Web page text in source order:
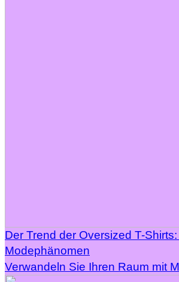
Der Trend der Oversized T-
Modephänomen
Verwandeln Sie Ihren Raum mit